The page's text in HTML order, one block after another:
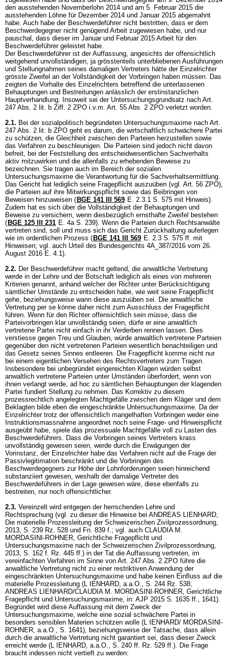
den ausstehenden Novemberlohn 2014 und am 5. Februar 2015 die
ausstehenden Löhne für Dezember 2014 und Januar 2015 abgemahnt
habe. Auch habe der Beschwerdeführer nicht bestritten, dass er dem
Beschwerdegegner nicht genügend Arbeit zugewiesen habe, und nur
pauschal, dass dieser im Januar und Februar 2015 Arbeit für den
Beschwerdeführer geleistet habe.
Der Beschwerdeführer ist der Auffassung, angesichts der offensichtlich
weitgehend unvollständigen, ja grösstenteils unterbliebenen Ausführungen
und Stellungnahmen seines damaligen Vertreters hätte der Einzelrichter
grösste Zweifel an der Vollständigkeit der Vorbringen haben müssen. Das
zeigten die Vorhalte des Einzelrichters betreffend die unterlassenen
Behauptungen und Bestreitungen anlässlich der erstinstanzlichen
Hauptverhandlung. Insoweit sei der Untersuchungsgrundsatz nach Art.
247 Abs. 2 lit. b Ziff. 2 ZPO i.v.m. Art. 55 Abs. 2 ZPO verletzt worden.
2.1. Bei der sozialpolitisch begründeten Untersuchungsmaxime nach Art.
247 Abs. 2 lit. b ZPO geht es darum, die wirtschaftlich schwächere Partei
zu schützen, die Gleichheit zwischen den Parteien herzustellen sowie
das Verfahren zu beschleunigen. Die Parteien sind jedoch nicht davon
befreit, bei der Feststellung des entscheidwesentlichen Sachverhalts
aktiv mitzuwirken und die allenfalls zu erhebenden Beweise zu
bezeichnen. Sie tragen auch im Bereich der sozialen
Untersuchungsmaxime die Verantwortung für die Sachverhaltsermittlung.
Das Gericht hat lediglich seine Fragepflicht auszuüben (vgl. Art. 56 ZPO),
die Parteien auf ihre Mitwirkungspflicht sowie das Beibringen von
Beweisen hinzuweisen ( BGE 141 III 569 E. 2.3.1 S. 575 mit Hinweis).
Zudem hat es sich über die Vollständigkeit der Behauptungen und
Beweise zu versichern, wenn diesbezüglich ernsthafte Zweifel bestehen
( BGE 125 III 231 E. 4a S. 239). Wenn die Parteien durch Rechtsanwälte
vertreten sind, soll und muss sich das Gericht Zurückhaltung auferlegen
wie im ordentlichen Prozess ( BGE 141 III 569 E. 2.3 S. 575 ff. mit
Hinweisen; vgl. auch Urteil des Bundesgerichts 4A_387/2016 vom 26.
August 2016 E. 4.1).
2.2. Der Beschwerdeführer macht geltend, die anwaltliche Vertretung
werde in der Lehre und der Botschaft lediglich als eines von mehreren
Kriterien genannt, anhand welcher der Richter unter Berücksichtigung
sämtlicher Umstände zu entscheiden habe, wie weit seine Fragepflicht
gehe, beziehungsweise wann diese auszuüben sei. Die anwaltliche
Vertretung per se könne daher nicht zum Ausschluss der Fragepflicht
führen. Wenn für den Richter offensichtlich sein müsse, dass die
Parteivorbringen klar unvollständig seien, dürfe er eine anwaltlich
vertretene Partei nicht einfach in ihr Verderben rennen lassen. Dies
verstiesse gegen Treu und Glauben, würde anwaltlich vertretene Parteien
gegenüber den nicht vertretenen Parteien wesentlich benachteiligen und
das Gesetz seines Sinnes entleeren. Die Fragepflicht komme nicht nur
bei einem eigentlichen Versehen des Rechtsvertreters zum Tragen.
Insbesondere bei unbegründet eingereichten Klagen würden selbst
anwaltlich vertretene Parteien unter Umständen überfordert, wenn von
ihnen verlangt werde, ad hoc zu sämtlichen Behauptungen der klagenden
Partei fundiert Stellung zu nehmen. Das Korrektiv zu diesem
prozessrechtlich angelegten Machtgefälle zwischen dem Kläger und dem
Beklagten bilde eben die eingeschränkte Untersuchungsmaxime. Da der
Einzelrichter trotz der offensichtlich mangelhaften Vorbringen weder eine
Instruktionsmassnahme angeordnet noch seine Frage- und Hinweispflicht
ausgeübt habe, spiele das prozessuale Machtgefälle voll zu Lasten des
Beschwerdeführers. Dass die Vorbringen seines Vertreters krass
unvollständig gewesen seien, werde durch die Erwägungen der
Vorinstanz, der Einzelrichter habe das Verfahren nicht auf die Frage der
Passivlegitimation beschränkt und die Vorbringen des
Beschwerdegegners zur Höhe der Lohnforderungen seien hinreichend
substanziiert gewesen, weshalb der damalige Vertreter des
Beschwerdeführers in der Lage gewesen wäre, diese ebenfalls zu
bestreiten, nur noch offensichtlicher.
2.3. Vereinzelt wird entgegen der herrschenden Lehre und
Rechtsprechung (vgl. zu dieser die Hinweise bei ANDREAS LIENHARD,
Die materielle Prozessleitung der Schweizerischen Zivilprozessordnung,
2013, S. 239 Rz. 528 und Fn. 839 f.; vgl. auch CLAUDIA M.
MORDASINI-ROHNER, Gerichtliche Fragepflicht und
Untersuchungsmaxime nach der Schweizerischen Zivilprozessordnung,
2013, S. 162 f. Rz. 445 ff.) in der Tat die Auffassung vertreten, im
vereinfachten Verfahren im Sinne von Art. 247 Abs. 2 ZPO führe die
anwaltliche Vertretung nicht zu einer restriktiven Anwendung der
eingeschränkten Untersuchungsmaxime und habe keinen Einfluss auf die
materielle Prozessleitung (L IENHARD, a.a.O., S. 244 Rz. 538;
ANDREAS LIENHARD/CLAUDIA M. MORDASINI-ROHNER, Gerichtliche
Fragepflicht und Untersuchungsmaxime, in: AJP 2015 S. 1635 ff., 1641).
Begründet wird diese Auffassung mit dem Zweck der
Untersuchungsmaxime, welche eine sozial schwächere Partei in
besonders sensiblen Materien schützen wolle (L IENHARD/ MORDASINI-
ROHNER, a.a.O., S. 1641), beziehungsweise der Tatsache, dass allein
durch die anwaltliche Vertretung nicht garantiert sei, dass dieser Zweck
erreicht werde (L IENHARD, a.a.O., S. 240 ff. Rz. 529 ff.). Die Frage
braucht indessen nicht vertieft zu werden: